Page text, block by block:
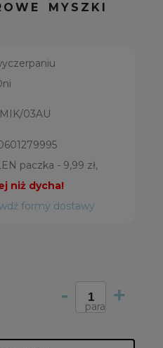
MYSZKI
MIK/03AU
paczka - 9,99 zł,
niż dycha!
formy dostawy
- +
para